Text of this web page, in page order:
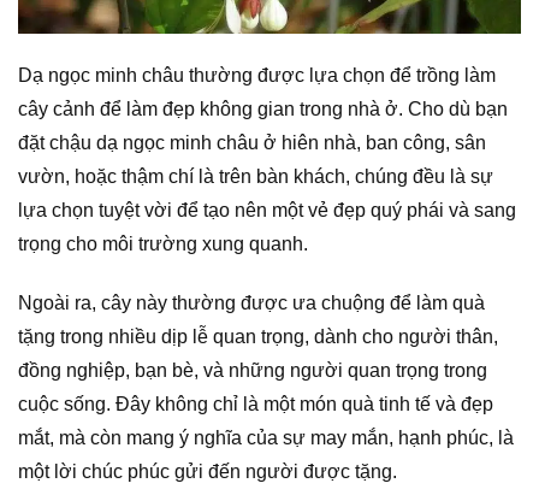
Dạ ngọc minh châu thường được lựa chọn để trồng làm
cây cảnh để làm đẹp không gian trong nhà ở. Cho dù bạn
đặt chậu dạ ngọc minh châu ở hiên nhà, ban công, sân
vườn, hoặc thậm chí là trên bàn khách, chúng đều là sự
lựa chọn tuyệt vời để tạo nên một vẻ đẹp quý phái và sang
trọng cho môi trường xung quanh.
Ngoài ra, cây này thường được ưa chuộng để làm quà
tặng trong nhiều dịp lễ quan trọng, dành cho người thân,
đồng nghiệp, bạn bè, và những người quan trọng trong
cuộc sống. Đây không chỉ là một món quà tinh tế và đẹp
mắt, mà còn mang ý nghĩa của sự may mắn, hạnh phúc, là
một lời chúc phúc gửi đến người được tặng.